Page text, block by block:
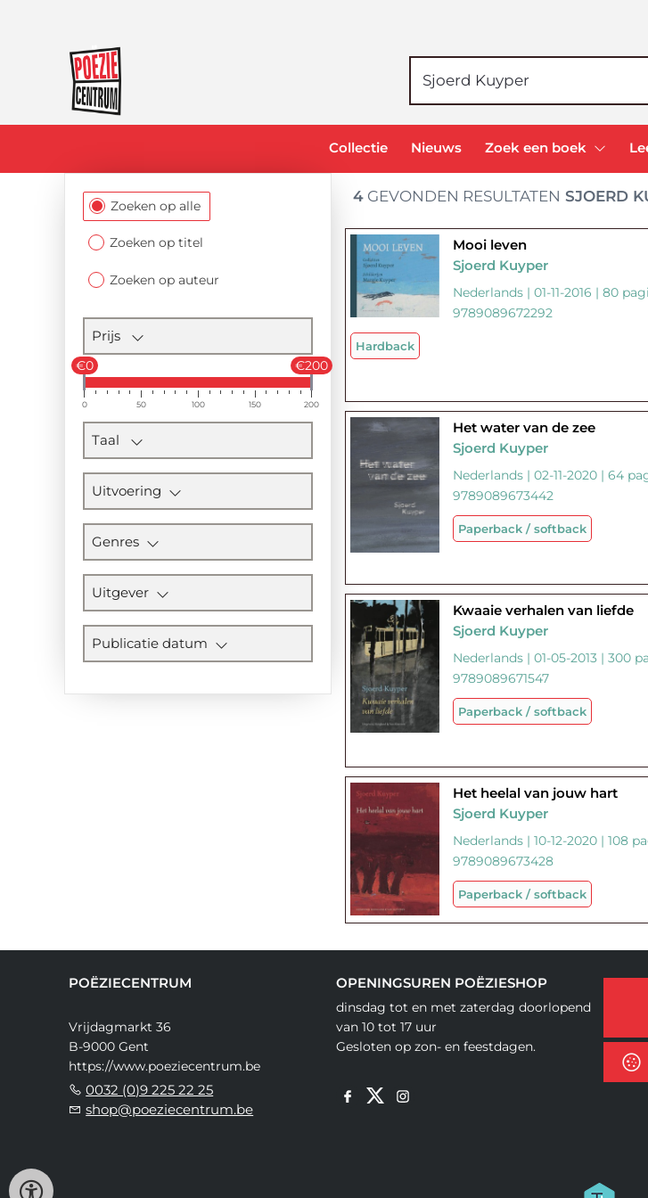
Collectie Nieuws Zoek een boek
Filtersectie
Zoeken op alle
Zoeken op titel
Zoeken op auteur
Prijs
€0 €200
0 50 100 150 200
Taal
Uitvoering
Genres
Uitgever
Publicatie datum
4 GEVONDEN RESULTATEN SJOERD
Mooi leven
Sjoerd Kuyper
Nederlands | 01-11-2016 | 80
9789089672292
Hardback
Het water van de zee
Sjoerd Kuyper
Nederlands | 02-11-2020 | 64
9789089673442
Paperback / softback
Kwaaie verhalen van liefde
Sjoerd Kuyper
Nederlands | 01-05-2013 | 300
9789089671547
Paperback / softback
Het heelal van jouw hart
Sjoerd Kuyper
Nederlands | 10-12-2020 | 108
9789089673428
Paperback / softback
POËZIECENTRUM
Vrijdagmarkt 36
B-9000 Gent
https://www.poeziecentrum.be
0032 (0)9 225 22 25
shop@poeziecentrum.be
OPENINGSUREN POËZIESHOP
dinsdag tot en met zaterdag doorlopend
van 10 tot 17 uur
Gesloten op zon- en feestdagen.